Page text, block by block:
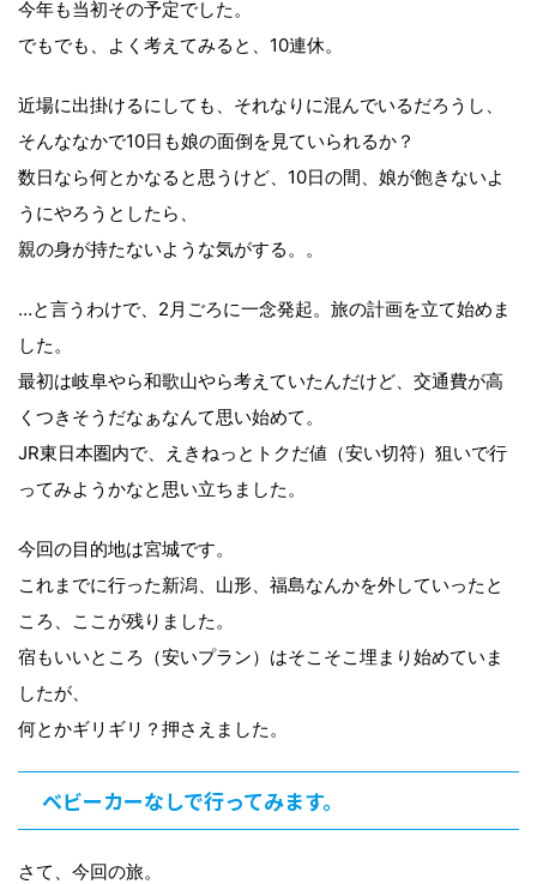
今年も当初その予定でした。
でもでも、よく考えてみると、10連休。
近場に出掛けるにしても、それなりに混んでいるだろうし、
そんななかで10日も娘の面倒を見ていられるか？
数日なら何とかなると思うけど、10日の間、娘が飽きないよ
うにやろうとしたら、
親の身が持たないような気がする。。
…と言うわけで、2月ごろに一念発起。旅の計画を立て始めま
した。
最初は岐阜やら和歌山やら考えていたんだけど、交通費が高
くつきそうだなぁなんて思い始めて。
JR東日本圏内で、えきねっとトクだ値（安い切符）狙いで行
ってみようかなと思い立ちました。
今回の目的地は宮城です。
これまでに行った新潟、山形、福島なんかを外していったと
ころ、ここが残りました。
宿もいいところ（安いプラン）はそこそこ埋まり始めていま
したが、
何とかギリギリ？押さえました。
ベビーカーなしで行ってみます。
さて、今回の旅。